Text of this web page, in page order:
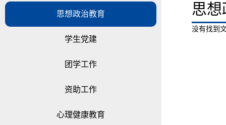
思想政治教育
学生党建
团学工作
资助工作
心理健康教育
思
没有找到